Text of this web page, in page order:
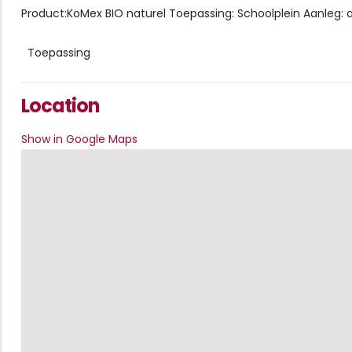
Product:KoMex BIO naturel Toepassing: Schoolplein Aanleg:
Toepassing
Location
Show in Google Maps